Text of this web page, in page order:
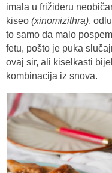
imala u frižideru
kiseo (xinomizithra),
to samo da malo
fetu, pošto je puka
ovaj sir, ali kiselkasti
kombinacija iz snova.